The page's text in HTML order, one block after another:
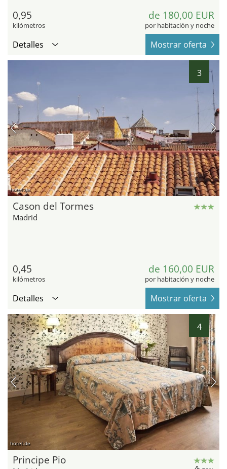
0,95
kilómetros
de 180,00 EUR
por habitación y noche
Detalles Mostrar oferta
3
hotel.de
Cason del Tormes
Madrid
0,45
kilómetros
de 160,00 EUR
por habitación y noche
Detalles Mostrar oferta
4
hotel.de
Principe Pio